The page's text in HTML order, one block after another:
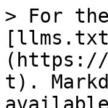
> For
(https://
t).